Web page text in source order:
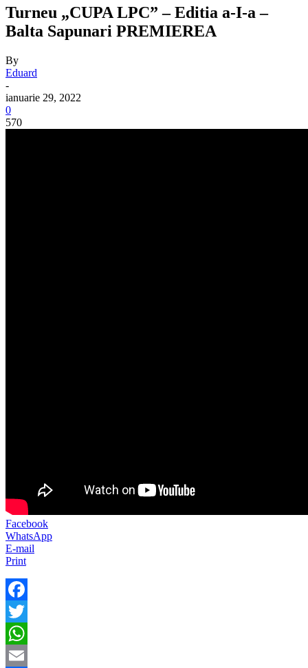
Turneu „CUPA LPC” – Editia a-I-a –
Balta Sapunari PREMIEREA
By
Eduard
-
ianuarie 29, 2022
0
570
Facebook
WhatsApp
E-mail
Print
Facebook
Twitter
WhatsApp